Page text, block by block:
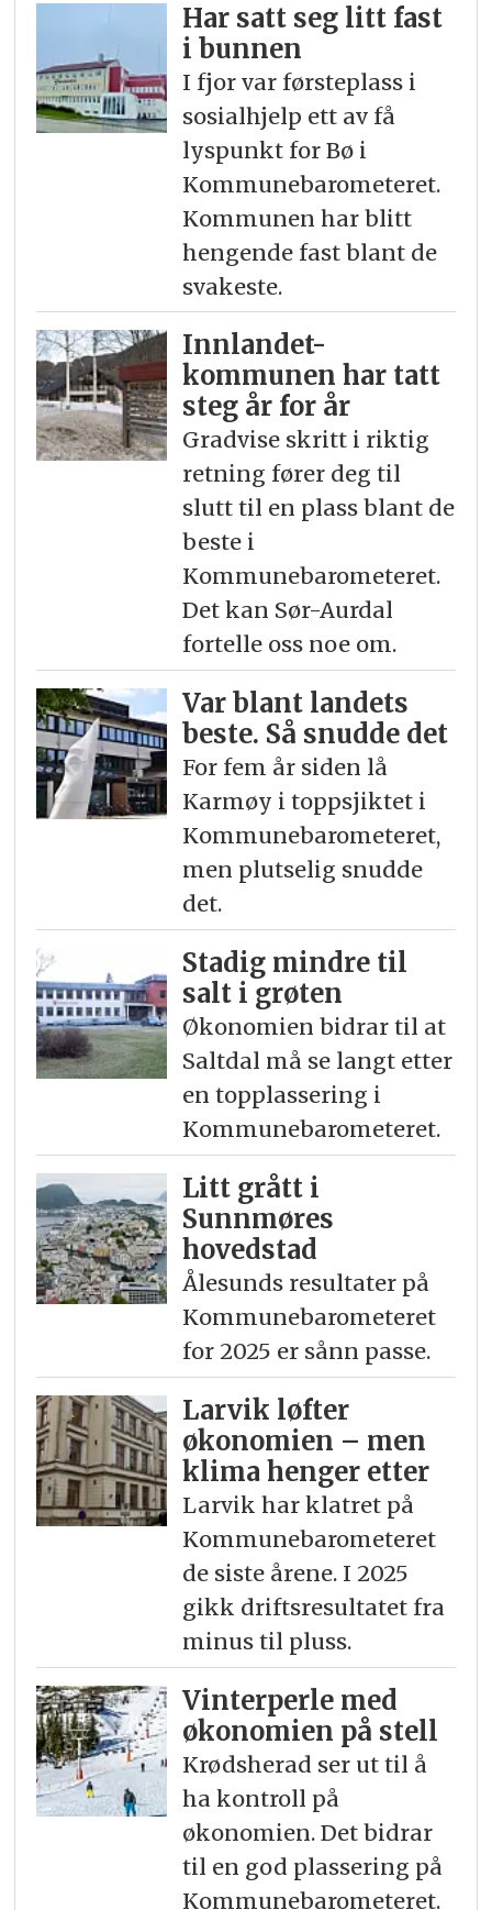
Har satt seg litt fast
i bunnen
I fjor var førsteplass i
sosialhjelp ett av få
lyspunkt for Bø i
Kommunebarometeret.
Kommunen har blitt
hengende fast blant de
svakeste.
Innlandet-
kommunen har tatt
steg år for år
Gradvise skritt i riktig
retning fører deg til
slutt til en plass blant de
beste i
Kommunebarometeret.
Det kan Sør-Aurdal
fortelle oss noe om.
Var blant landets
beste. Så snudde det
For fem år siden lå
Karmøy i toppsjiktet i
Kommunebarometeret,
men plutselig snudde
det.
Stadig mindre til
salt i grøten
Økonomien bidrar til at
Saltdal må se langt etter
en topplassering i
Kommunebarometeret.
Litt grått i
Sunnmøres
hovedstad
Ålesunds resultater på
Kommunebarometeret
for 2025 er sånn passe.
Larvik løfter
økonomien – men
klima henger etter
Larvik har klatret på
Kommunebarometeret
de siste årene. I 2025
gikk driftsresultatet fra
minus til pluss.
Vinterperle med
økonomien på stell
Krødsherad ser ut til å
ha kontroll på
økonomien. Det bidrar
til en god plassering på
Kommunebarometeret.